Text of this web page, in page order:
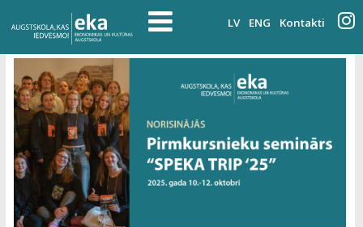
LV ENG Kontakti